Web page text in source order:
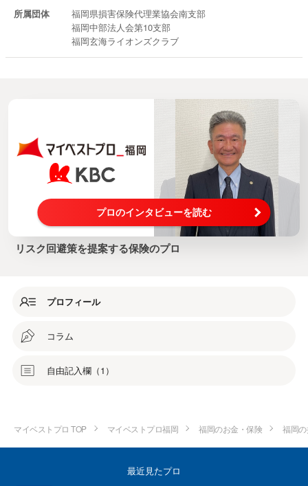
所属団体
福岡県損害保険代理業協会南支部
福岡中部法人会第10支部
福岡玄海ライオンズクラブ
プロのインタビューを読む
リスク回避策を提案する保険のプロ
プロフィール
コラム
自由記入欄（1）
マイベストプロ TOP マイベストプロ福岡 福岡のお金・保険 福岡
最近見たプロ